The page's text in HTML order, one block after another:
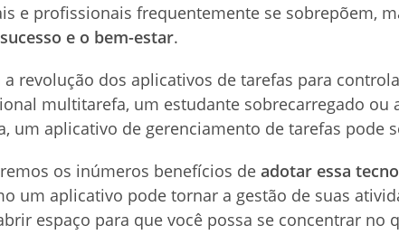
e profissionais frequentemente se sobrepõem,
e o bem-estar.
revolução dos aplicativos de tarefas para
multitarefa, um estudante sobrecarregado ou
um aplicativo de gerenciamento de tarefas pode
os inúmeros benefícios de adotar essa
um aplicativo pode tornar a gestão de suas
espaço para que você possa se concentrar no